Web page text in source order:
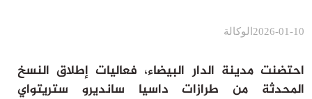
رياضة
الوكالة2026-01-10
احتضنت مدينة الدار البيضاء، فعاليات إطلاق النسخ
المحدثة من طرازات داسيا سانديرو ستريتواي